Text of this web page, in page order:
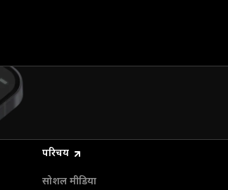
परिचय
सोशल मीडिया